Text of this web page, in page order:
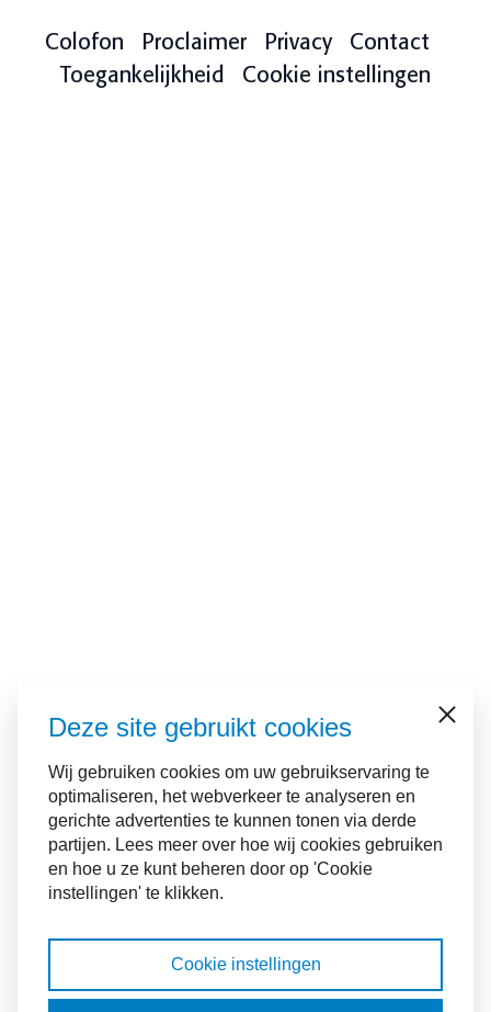
Colofon Proclaimer Privacy
Contact
Toegankelijkheid
Cookie instellingen
Deze site gebruikt cookies
Wij gebruiken cookies om uw gebruikservaring te
optimaliseren, het webverkeer te analyseren en
gerichte advertenties te kunnen tonen via derde
partijen. Lees meer over hoe wij cookies gebruiken
en hoe u ze kunt beheren door op 'Cookie
instellingen' te klikken.
Sluiten
Cookie instellingen